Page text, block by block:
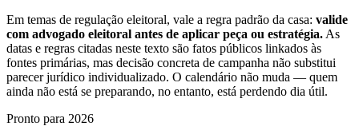
Em temas de regulação eleitoral, vale a regra padrão da casa: valide
com advogado eleitoral antes de aplicar peça ou estratégia. As
datas e regras citadas neste texto são fatos públicos linkados às
fontes primárias, mas decisão concreta de campanha não substitui
parecer jurídico individualizado. O calendário não muda — quem
ainda não está se preparando, no entanto, está perdendo dia útil.
Pronto para 2026